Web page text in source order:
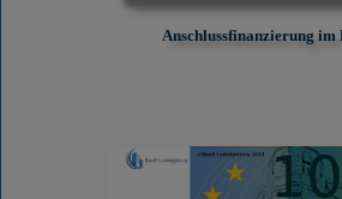
Anschlussfinanzierung im